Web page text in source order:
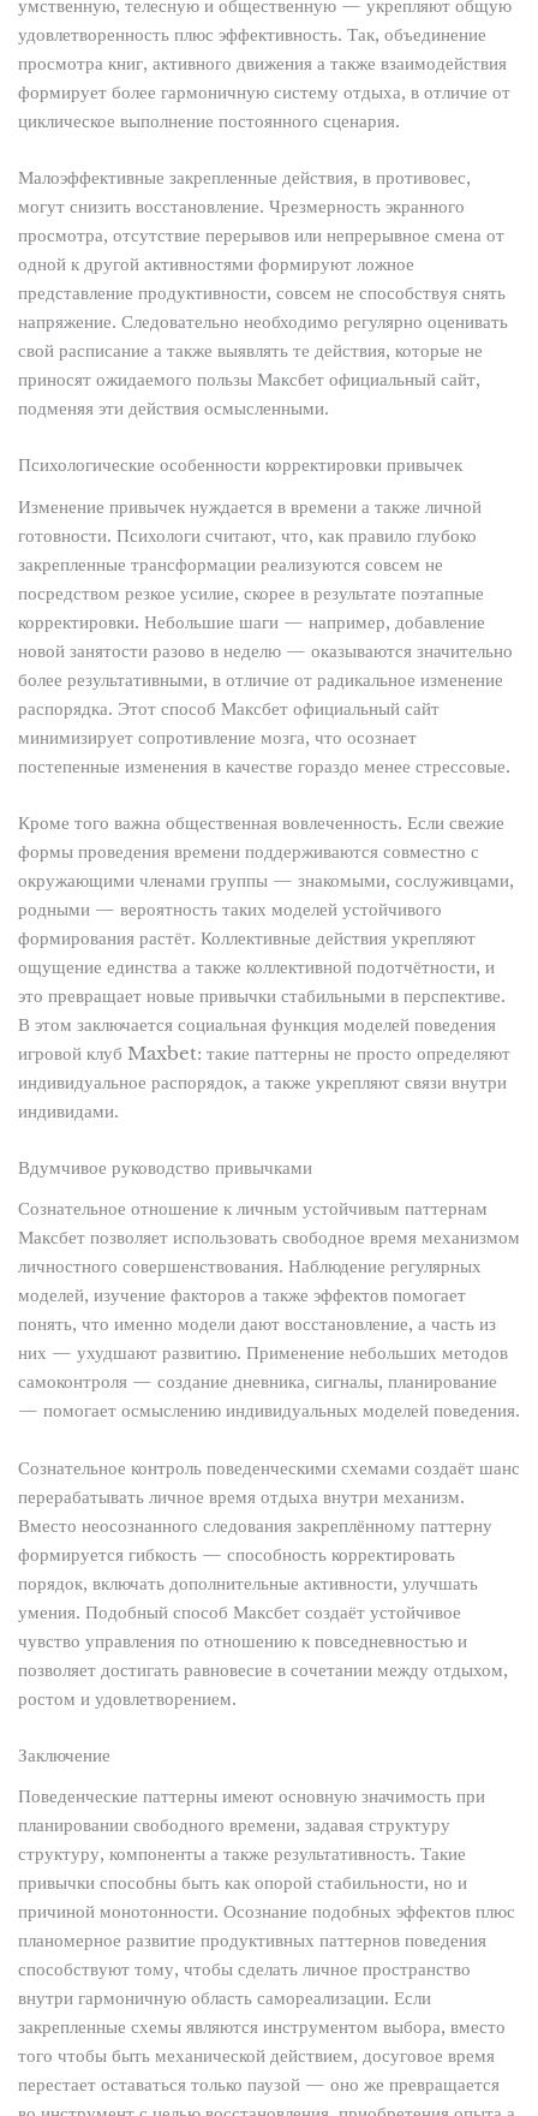
умственную, телесную и общественную — укрепляют общую
удовлетворенность плюс эффективность. Так, объединение
просмотра книг, активного движения а также взаимодействия
формирует более гармоничную систему отдыха, в отличие от
циклическое выполнение постоянного сценария.
Малоэффективные закрепленные действия, в противовес,
могут снизить восстановление. Чрезмерность экранного
просмотра, отсутствие перерывов или непрерывное смена от
одной к другой активностями формируют ложное
представление продуктивности, совсем не способствуя снять
напряжение. Следовательно необходимо регулярно оценивать
свой расписание а также выявлять те действия, которые не
приносят ожидаемого пользы Максбет официальный сайт,
подменяя эти действия осмысленными.
Психологические особенности корректировки привычек
Изменение привычек нуждается в времени а также личной
готовности. Психологи считают, что, как правило глубоко
закрепленные трансформации реализуются совсем не
посредством резкое усилие, скорее в результате поэтапные
корректировки. Небольшие шаги — например, добавление
новой занятости разово в неделю — оказываются значительно
более результативными, в отличие от радикальное изменение
распорядка. Этот способ Максбет официальный сайт
минимизирует сопротивление мозга, что осознает
постепенные изменения в качестве гораздо менее стрессовые.
Кроме того важна общественная вовлеченность. Если свежие
формы проведения времени поддерживаются совместно с
окружающими членами группы — знакомыми, сослуживцами,
родными — вероятность таких моделей устойчивого
формирования растёт. Коллективные действия укрепляют
ощущение единства а также коллективной подотчётности, и
это превращает новые привычки стабильными в перспективе.
В этом заключается социальная функция моделей поведения
игровой клуб Maxbet: такие паттерны не просто определяют
индивидуальное распорядок, а также укрепляют связи внутри
индивидами.
Вдумчивое руководство привычками
Сознательное отношение к личным устойчивым паттернам
Максбет позволяет использовать свободное время механизмом
личностного совершенствования. Наблюдение регулярных
моделей, изучение факторов а также эффектов помогает
понять, что именно модели дают восстановление, а часть из
них — ухудшают развитию. Применение небольших методов
самоконтроля — создание дневника, сигналы, планирование
— помогает осмыслению индивидуальных моделей поведения.
Сознательное контроль поведенческими схемами создаёт шанс
перерабатывать личное время отдыха внутри механизм.
Вместо неосознанного следования закреплённому паттерну
формируется гибкость — способность корректировать
порядок, включать дополнительные активности, улучшать
умения. Подобный способ Максбет создаёт устойчивое
чувство управления по отношению к повседневностью и
позволяет достигать равновесие в сочетании между отдыхом,
ростом и удовлетворением.
Заключение
Поведенческие паттерны имеют основную значимость при
планировании свободного времени, задавая структуру
структуру, компоненты а также результативность. Такие
привычки способны быть как опорой стабильности, но и
причиной монотонности. Осознание подобных эффектов плюс
планомерное развитие продуктивных паттернов поведения
способствуют тому, чтобы сделать личное пространство
внутри гармоничную область самореализации. Если
закрепленные схемы являются инструментом выбора, вместо
того чтобы быть механической действием, досуговое время
перестает оставаться только паузой — оно же превращается